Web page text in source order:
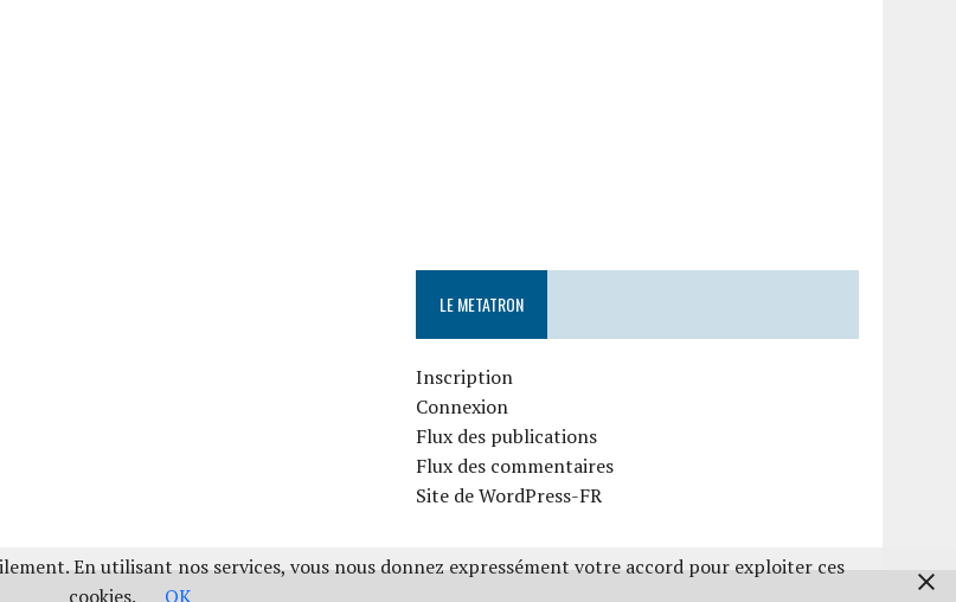
LE METATRON
Inscription
Connexion
Flux des publications
Flux des commentaires
Site de WordPress-FR
En utilisant nos services, vous nous donnez expressément votre accord pour exploiter ces
cookies.
OK